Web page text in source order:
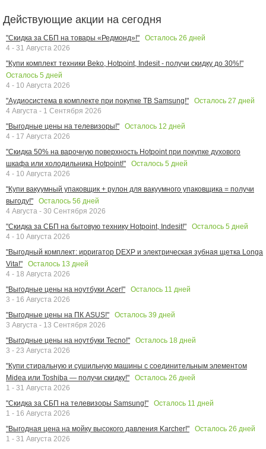
Действующие акции на сегодня
"Скидка за СБП на товары «Редмонд»!" Осталось 26 дней
4 - 31 Августа 2026
"Купи комплект техники Beko, Hotpoint, Indesit - получи скидку до 30%!"
Осталось 5 дней
4 - 10 Августа 2026
"Аудиосистема в комплекте при покупке ТВ Samsung!"
Осталось 27 дней
4 Августа - 1 Сентября 2026
"Выгодные цены на телевизоры!"
Осталось 12 дней
4 - 17 Августа 2026
"Скидка 50% на варочную поверхность Hotpoint при покупке духового
шкафа или холодильника Hotpoint!"
Осталось 5 дней
4 - 10 Августа 2026
"Купи вакуумный упаковщик + рулон для вакуумного упаковщика = получи
выгоду!"
Осталось 56 дней
4 Августа - 30 Сентября 2026
"Скидка за СБП на бытовую технику Hotpoint, Indesit!"
Осталось 5 дней
4 - 10 Августа 2026
"Выгодный комплект: ирригатор DEXP и электрическая зубная щетка Longa
Vita!"
Осталось 13 дней
4 - 18 Августа 2026
"Выгодные цены на ноутбуки Acer!"
Осталось 11 дней
3 - 16 Августа 2026
"Выгодные цены на ПК ASUS!"
Осталось 39 дней
3 Августа - 13 Сентября 2026
"Выгодные цены на ноутбуки Tecno!"
Осталось 18 дней
3 - 23 Августа 2026
"Купи стиральную и сушильную машины с соединительным элементом
Midea или Toshiba — получи скидку!"
Осталось 26 дней
1 - 31 Августа 2026
"Скидка за СБП на телевизоры Samsung!"
Осталось 11 дней
1 - 16 Августа 2026
"Выгодная цена на мойку высокого давления Karcher!"
Осталось 26 дней
1 - 31 Августа 2026